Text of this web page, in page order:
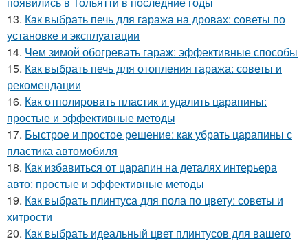
13. Как выбрать печь для гаража на дровах: советы по
установке и эксплуатации
14. Чем зимой обогревать гараж: эффективные способы
15. Как выбрать печь для отопления гаража: советы и
рекомендации
16. Как отполировать пластик и удалить царапины:
простые и эффективные методы
17. Быстрое и простое решение: как убрать царапины с
пластика автомобиля
18. Как избавиться от царапин на деталях интерьера
авто: простые и эффективные методы
19. Как выбрать плинтуса для пола по цвету: советы и
хитрости
20. Как выбрать идеальный цвет плинтусов для вашего